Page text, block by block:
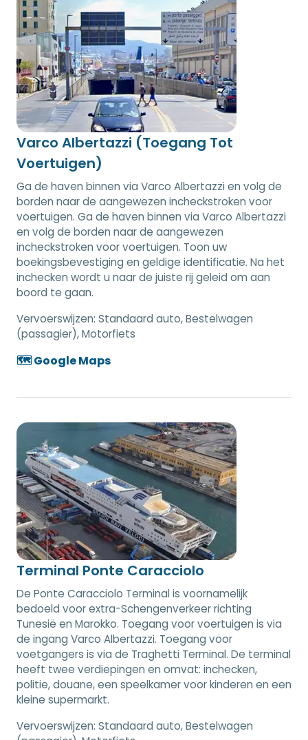
Varco Albertazzi (Toegang Tot
Voertuigen)
Ga de haven binnen via Varco Albertazzi en volg de
borden naar de aangewezen incheckstroken voor
voertuigen. Ga de haven binnen via Varco Albertazzi
en volg de borden naar de aangewezen
incheckstroken voor voertuigen. Toon uw
boekingsbevestiging en geldige identificatie. Na het
inchecken wordt u naar de juiste rij geleid om aan
boord te gaan.
Vervoerswijzen: Standaard auto, Bestelwagen
(passagier), Motorfiets
🗺️ Google Maps
Terminal Ponte Caracciolo
De Ponte Caracciolo Terminal is voornamelijk
bedoeld voor extra-Schengenverkeer richting
Tunesië en Marokko. Toegang voor voertuigen is via
de ingang Varco Albertazzi. Toegang voor
voetgangers is via de Traghetti Terminal. De terminal
heeft twee verdiepingen en omvat: inchecken,
politie, douane, een speelkamer voor kinderen en een
kleine supermarkt.
Vervoerswijzen: Standaard auto, Bestelwagen